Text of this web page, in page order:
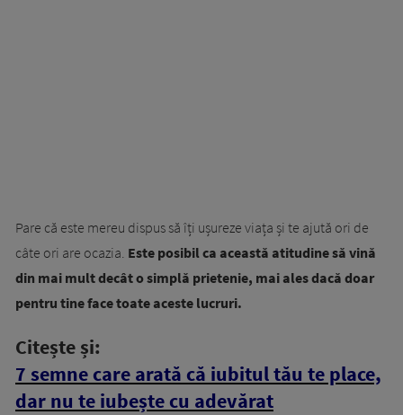
Pare că este mereu dispus să îți ușureze viața și te ajută ori de
câte ori are ocazia. Este posibil ca această atitudine să vină
din mai mult decât o simplă prietenie, mai ales dacă doar
pentru tine face toate aceste lucruri.
Citește și:
7 semne care arată că iubitul tău te place,
dar nu te iubește cu adevărat